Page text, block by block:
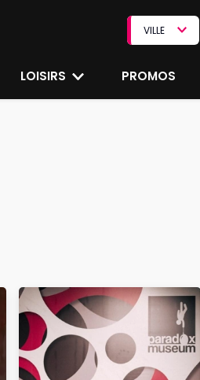
VILLE
LOISIRS PROMOS